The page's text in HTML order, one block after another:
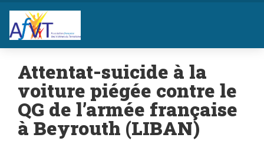
Attentat-suicide à la
voiture piégée contre le
QG de l’armée française
à Beyrouth (LIBAN)